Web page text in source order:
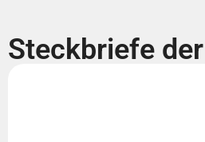
Steckbriefe